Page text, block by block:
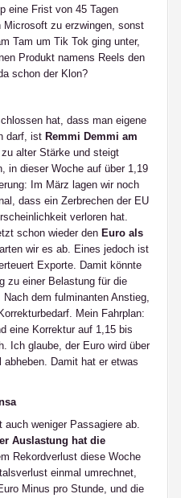
eine Frist von 45 Tagen
zu erzwingen, sonst
Tam um Tik Tok ging unter,
Produkt namens Reels den
schon der Klon?
hat, dass man eigene
darf, ist Remmi Demmi am
alter Stärke und steigt
in dieser Woche auf über 1,19
Im März lagen wir noch
dass ein Zerbrechen der EU
verloren hat.
schon wieder den Euro als
wir es ab. Eines jedoch ist
Exporte. Damit könnte
zu einer Belastung für die
dem fulminanten Anstieg,
Mein Fahrplan:
eine Korrektur auf 1,15 bis
Ich glaube, der Euro wird über
Damit hat er etwas
auch weniger Passagiere ab.
Auslastung hat die
Rekordverlust diese Woche
einmal umrechnet,
Minus pro Stunde, und die